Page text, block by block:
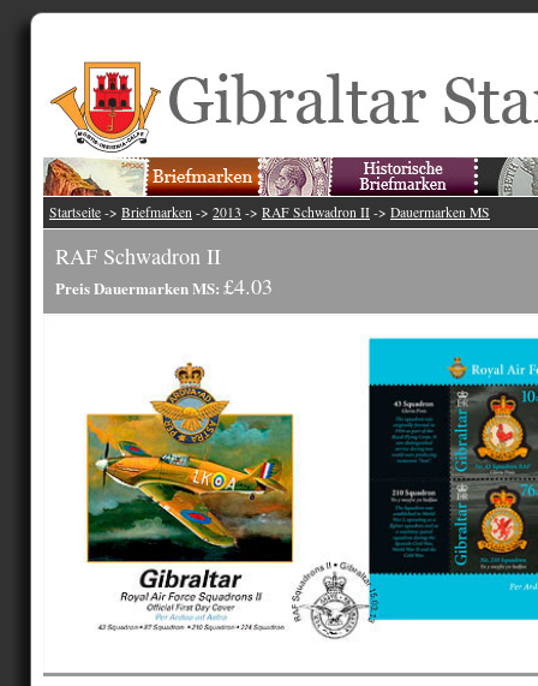
Startseite -> Briefmarken -> 2013 -> RAF Schwadron II -> Dauermarken MS
RAF Schwadron II
Preis Dauermarken MS: £4.03